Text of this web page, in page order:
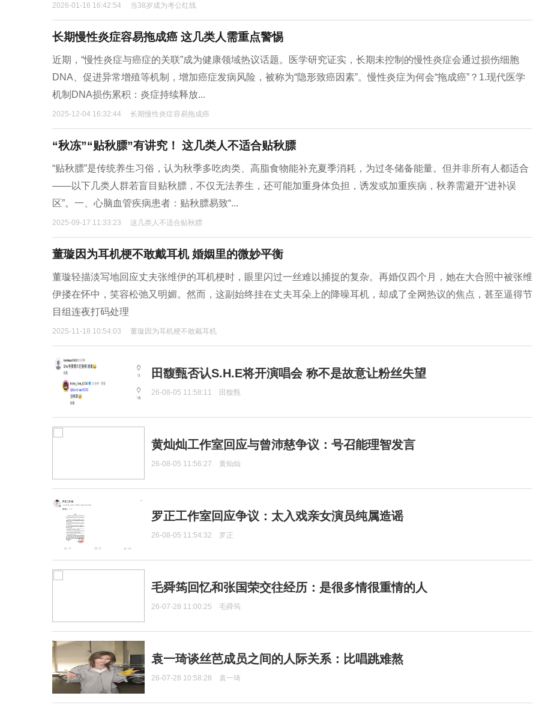
2026-01-16 16:42:54 当38岁成为考公红线
长期慢性炎症容易拖成癌 这几类人需重点警惕
近期，“慢性炎症与癌症的关联”成为健康领域热议话题。医学研究证实，长期未控制的慢性炎症会通过损伤细胞
DNA、促进异常增殖等机制，增加癌症发病风险，被称为“隐形致癌因素”。慢性炎症为何会“拖成癌”？1.现代医学
机制DNA损伤累积：炎症持续释放...
2025-12-04 16:32:44 长期慢性炎症容易拖成癌
“秋冻”“贴秋膘”有讲究！ 这几类人不适合贴秋膘
“贴秋膘”是传统养生习俗，认为秋季多吃肉类、高脂食物能补充夏季消耗，为过冬储备能量。但并非所有人都适合
——以下几类人群若盲目贴秋膘，不仅无法养生，还可能加重身体负担，诱发或加重疾病，秋养需避开“进补误
区”。一、心脑血管疾病患者：贴秋膘易致“...
2025-09-17 11:33:23 这几类人不适合贴秋膘
董璇因为耳机梗不敢戴耳机 婚姻里的微妙平衡
董璇轻描淡写地回应丈夫张维伊的耳机梗时，眼里闪过一丝难以捕捉的复杂。再婚仅四个月，她在大合照中被张维
伊搂在怀中，笑容松弛又明媚。然而，这副始终挂在丈夫耳朵上的降噪耳机，却成了全网热议的焦点，甚至逼得节
目组连夜打码处理
2025-11-18 10:54:03 董璇因为耳机梗不敢戴耳机
田馥甄否认S.H.E将开演唱会 称不是故意让粉丝失望
26-08-05 11:58:11 田馥甄
黄灿灿工作室回应与曾沛慈争议：号召能理智发言
26-08-05 11:56:27 黄灿灿
罗正工作室回应争议：太入戏亲女演员纯属造谣
26-08-05 11:54:32 罗正
毛舜筠回忆和张国荣交往经历：是很多情很重情的人
26-07-28 11:00:25 毛舜筠
袁一琦谈丝芭成员之间的人际关系：比唱跳难熬
26-07-28 10:58:28 袁一琦